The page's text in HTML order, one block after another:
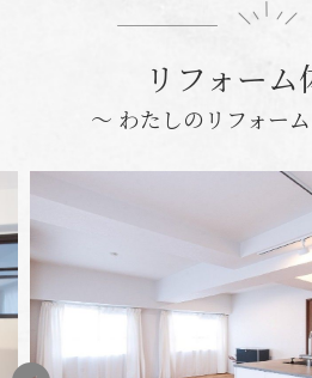
リフォーム
〜 わたしのリフォー